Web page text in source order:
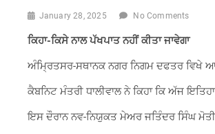
January 28, 2025 No Comments
ਕਿਹਾ-ਕਿਸੇ ਨਾਲ ਪੱਖਪਾਤ ਨਹੀਂ ਕੀਤਾ ਜਾਵੇਗਾ
ਅੰਮ੍ਰਿਤਸਰ-ਸਥਾਨਕ ਨਗਰ ਨਿਗਮ ਦਫਤਰ ਵਿਖੇ
ਕੈਬਨਿਟ ਮੰਤਰੀ ਧਾਲੀਵਾਲ ਨੇ ਕਿਹਾ ਕਿ ਅੱਜ
ਇਸ ਦੌਰਾਨ ਨਵ-ਨਿਯੁਕਤ ਮੇਅਰ ਜਤਿੰਦਰ ਸਿੰਘ ਮੋਤੀ